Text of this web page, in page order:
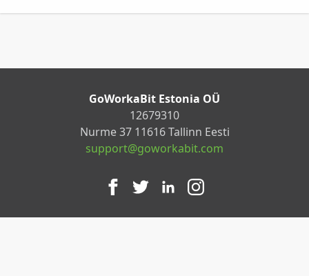
GoWorkaBit Estonia OÜ
12679310
Nurme 37 11616 Tallinn Eesti
support@goworkabit.com